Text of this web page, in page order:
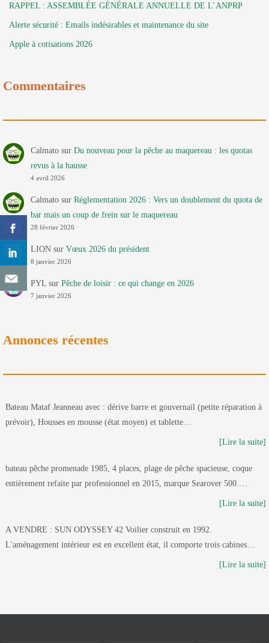
RAPPEL : ASSEMBLÉE GÉNÉRALE ANNUELLE DE L’ANPRP
Alerte sécurité : Emails indésirables et maintenance du site
Apple à cotisations 2026
Commentaires
Calmatosur Du nouveau pour la pêche au maquereau : les quotas
revus à la hausse
4 avril 2026
Calmatosur Réglementation 2026 : Vers un doublement du quota de
bar mais un coup de frein sur le maquereau
28 février 2026
LIONsur Vœux 2026 du président
8 janvier 2026
PYLsur Pêche de loisir : ce qui change en 2026
7 janvier 2026
Annonces récentes
Bateau Mataf Jeanneau avec : dérive barre et gouvernail (petite réparation à
prévoir), Housses en mousse (état moyen) et tablette…
[Lire la suite]
bateau pêche promenade 1985, 4 places, plage de pêche spacieuse, coque
entièrement refaite par professionnel en 2015, marque Searover 500.…
[Lire la suite]
A VENDRE : SUN ODYSSEY 42 Voilier construit en 1992.
L'aménagement intérieur est en excellent état, il comporte trois cabines…
[Lire la suite]